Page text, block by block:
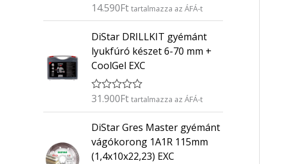
É
é
k
e
l
s
:
0
/
5
14.590Ft tartalmazza az ÁFÁ-t
DiStar DRILLKIT gyémánt
lyukfúró készet 6-70 mm +
CoolGel EXC
É
é
e
l
31.900Ft tartalmazza az ÁFÁ-t
DiStar Gres Master gyémánt
vágókorong 1A1R 115mm
(1,4x10x22,23) EXC